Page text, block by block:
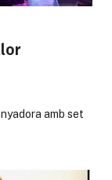
amb set